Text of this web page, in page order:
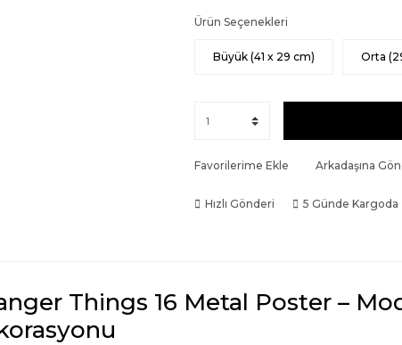
Ürün Seçenekleri
Büyük (41 x 29 cm) Orta
Favorilerime Ekle Arkadaşına
Hızlı Gönderi 5 Günde Kargoda
Things 16 Metal Poster –